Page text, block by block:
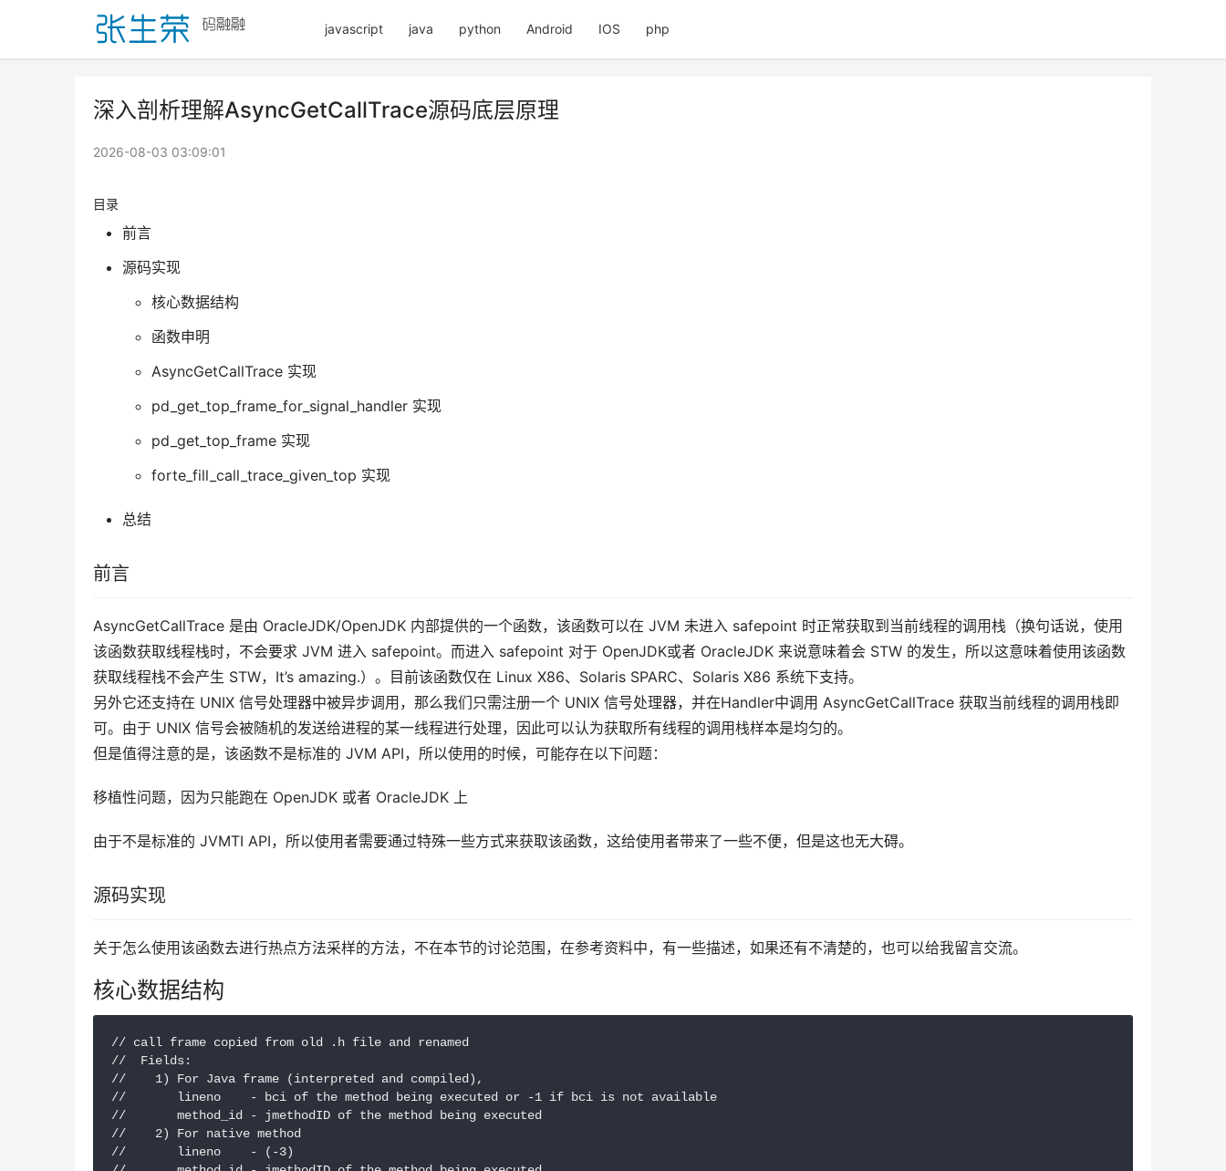
javascript java python Android IOS php
深入剖析理解AsyncGetCallTrace源码底层原理
2026-08-03 03:09:01
目录
前言
源码实现
核心数据结构
函数申明
AsyncGetCallTrace 实现
pd_get_top_frame_for_signal_handler 实现
pd_get_top_frame 实现
forte_fill_call_trace_given_top 实现
总结
前言
AsyncGetCallTrace 是由 OracleJDK/OpenJDK 内部提供的一个函数，该函数可以在 JVM 未进入 safepoint 时正常获取到当前线程的调用栈（换句话说，使用
该函数获取线程栈时，不会要求 JVM 进入 safepoint。而进入 safepoint 对于 OpenJDK或者 OracleJDK 来说意味着会 STW 的发生，所以这意味着使用该函数
获取线程栈不会产生 STW，It’s amazing.）。目前该函数仅在 Linux X86、Solaris SPARC、Solaris X86 系统下支持。
另外它还支持在 UNIX 信号处理器中被异步调用，那么我们只需注册一个 UNIX 信号处理器，并在Handler中调用 AsyncGetCallTrace 获取当前线程的调用栈即
可。由于 UNIX 信号会被随机的发送给进程的某一线程进行处理，因此可以认为获取所有线程的调用栈样本是均匀的。
但是值得注意的是，该函数不是标准的 JVM API，所以使用的时候，可能存在以下问题：
移植性问题，因为只能跑在 OpenJDK 或者 OracleJDK 上
由于不是标准的 JVMTI API，所以使用者需要通过特殊一些方式来获取该函数，这给使用者带来了一些不便，但是这也无大碍。
源码实现
关于怎么使用该函数去进行热点方法采样的方法，不在本节的讨论范围，在参考资料中，有一些描述，如果还有不清楚的，也可以给我留言交流。
核心数据结构
// call frame copied from old .h file and renamed
//  Fields:
//    1) For Java frame (interpreted and compiled),
//       lineno    - bci of the method being executed or -1 if bci is not available
//       method_id - jmethodID of the method being executed
//    2) For native method
//       lineno    - (-3)